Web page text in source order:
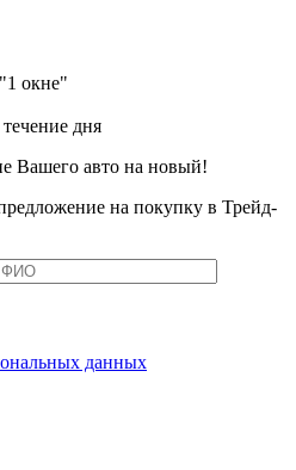
окне"
дня
Вашего авто на новый!
на покупку в Трейд-
данных